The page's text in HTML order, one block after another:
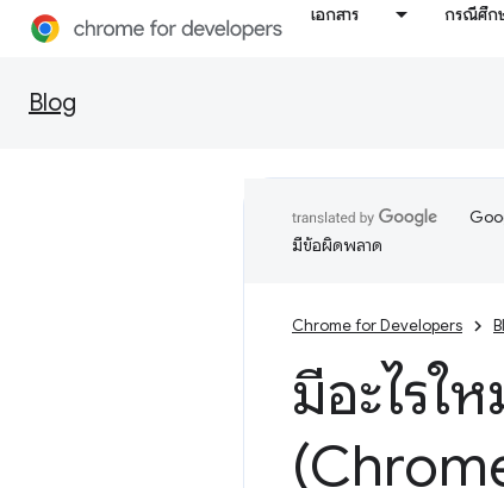
เอกสาร กรณีศึก
Blog
มีข้อผิดพลาด
Chrome for Developers
มีอะไรใ